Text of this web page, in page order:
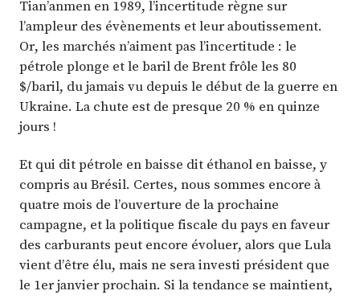
Tian’anmen en 1989, l’incertitude règne sur
l’ampleur des évènements et leur aboutissement.
Or, les marchés n’aiment pas l’incertitude : le
pétrole plonge et le baril de Brent frôle les 80
$/baril, du jamais vu depuis le début de la guerre en
Ukraine. La chute est de presque 20 % en quinze
jours !
Et qui dit pétrole en baisse dit éthanol en baisse, y
compris au Brésil. Certes, nous sommes encore à
quatre mois de l’ouverture de la prochaine
campagne, et la politique fiscale du pays en faveur
des carburants peut encore évoluer, alors que Lula
vient d’être élu, mais ne sera investi président que
le 1er janvier prochain. Si la tendance se maintient,